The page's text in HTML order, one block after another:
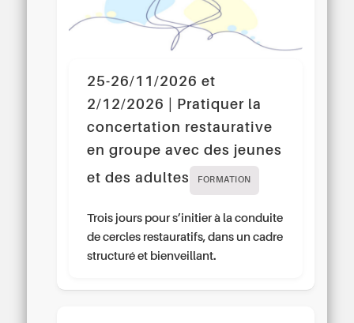
25-26/11/2026 et
2/12/2026 | Pratiquer la
concertation restaurative
en groupe avec des jeunes
et des adultes
FORMATION
Trois jours pour s’initier à la conduite
de cercles restauratifs, dans un cadre
structuré et bienveillant.